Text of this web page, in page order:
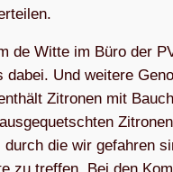
de Witte im Büro der
Und wei­tere
Zitro­nen mit
die wir gefah­ren